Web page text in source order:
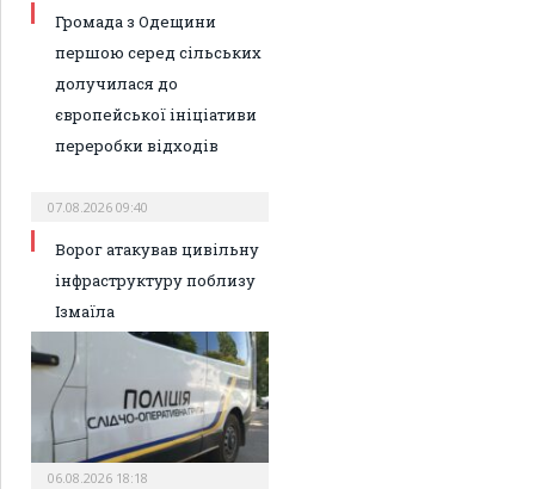
Громада з Одещини
першою серед сільських
долучилася до
європейської ініціативи
переробки відходів
07.08.2026 09:40
Ворог атакував цивільну
інфраструктуру поблизу
Ізмаїла
06.08.2026 18:18